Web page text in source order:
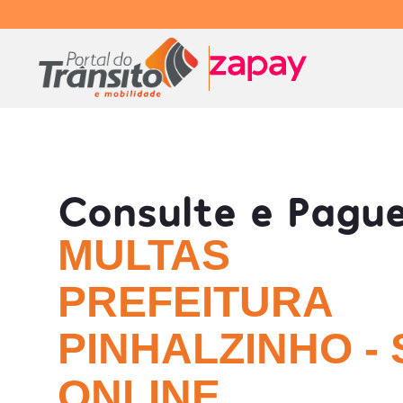
Consulte e
MULTAS
PREFEITURA
PINHALZINHO -